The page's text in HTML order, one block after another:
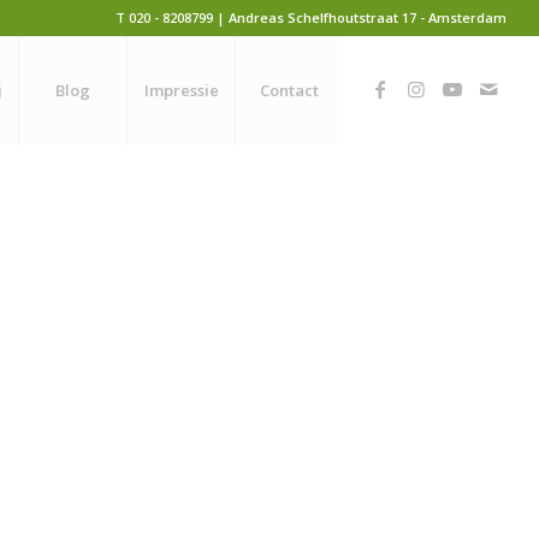
T 020 - 8208799 | Andreas Schelfhoutstraat 17 - Amsterdam
Blog Impressie Contact